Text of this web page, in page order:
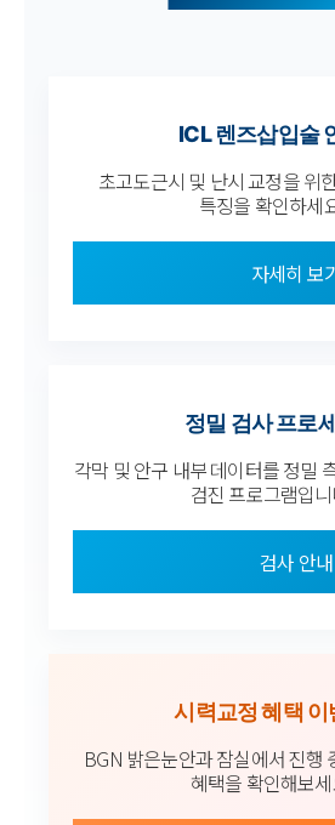
ICL 렌즈삽입술
초고도근시 및 난시 교정을 위
특징을 확인하세
자세히 보
정밀 검사 프로
각막 및 안구 내부 데이터를 정밀
검진 프로그램입
검사 안내
시력교정 혜택 이
BGN 밝은눈안과 잠실에서 진행
혜택을 확인해보